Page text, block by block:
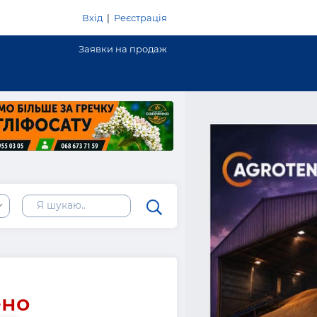
Вхід | Реєстрація
Заявки на продаж